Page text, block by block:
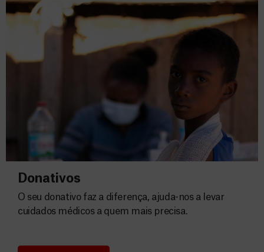
Donativos
O seu donativo faz a diferença, ajuda-nos a levar
cuidados médicos a quem mais precisa.